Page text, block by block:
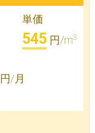
単価
545円/m3
円/月